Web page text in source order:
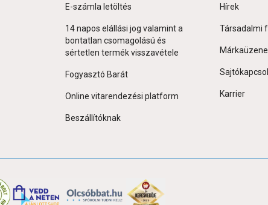
E-számla letöltés
14 napos elállási jog valamint a
bontatlan csomagolású és
sértetlen termék visszavétele
Fogyasztó Barát
Online vitarendezési platform
Beszállítóknak
Hírek
Társadalmi
Karrier